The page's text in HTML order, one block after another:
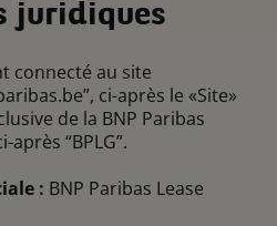
juridiques
connecté au site
ci-après le «Site»
de la BNP Paribas
après “BPLG”.
: BNP Paribas Lease